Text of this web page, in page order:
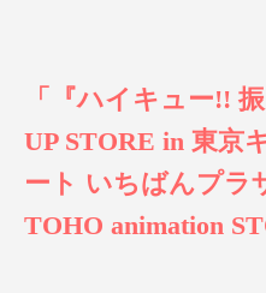
「『ハイキュー!!
UP STORE in 東京
ート いちばんプラ
TOHO animation